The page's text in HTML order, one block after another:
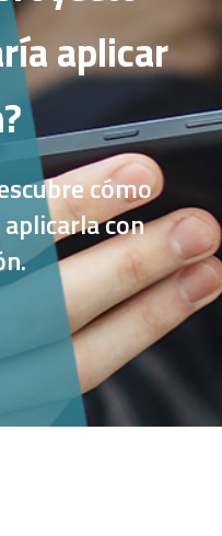
aplicar
cómo
con